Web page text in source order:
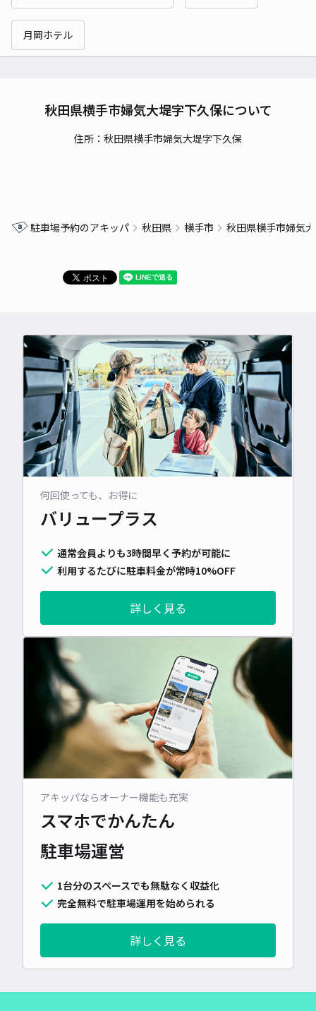
月岡ホテル
秋田県横手市婦気大堤字下久保について
住所：秋田県横手市婦気大堤字下久保
駐車場予約のアキッパ 秋田県 横手市 秋田県横手市婦気
何回使っても、お得に
バリュープラス
通常会員よりも3時間早く予約が可能に
利用するたびに駐車料金が常時10%OFF
詳しく見る
アキッパならオーナー機能も充実
スマホでかんたん
駐車場運営
1台分のスペースでも無駄なく収益化
完全無料で駐車場運用を始められる
詳しく見る